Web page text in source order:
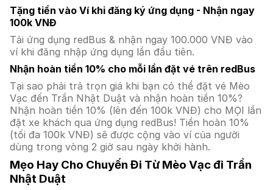
Tặng tiền vào Ví khi đăng ký ứng dụng - Nhận ngay
100k VNĐ
Tải ứng dụng redBus & nhận ngay 100.000 VNĐ vào
ví khi đăng nhập ứng dụng lần đầu tiên.
Nhận hoàn tiền 10% cho mỗi lần đặt vé trên redBus
Tại sao phải trả trọn giá khi bạn có thể đặt vé Mèo
Vạc đến Trần Nhật Duật và nhận hoàn tiền 10%?
Nhận hoàn tiền 10% (lên đến 100k VNĐ) cho MỌI lần
đặt xe khách qua ứng dụng redBus! Tiền hoàn 10%
(tối đa 100k VNĐ) sẽ được cộng vào ví của người
dùng trong vòng 2 giờ sau ngày khởi hành.
Mẹo Hay Cho Chuyến Đi Từ Mèo Vạc đi Trần
Nhật Duật